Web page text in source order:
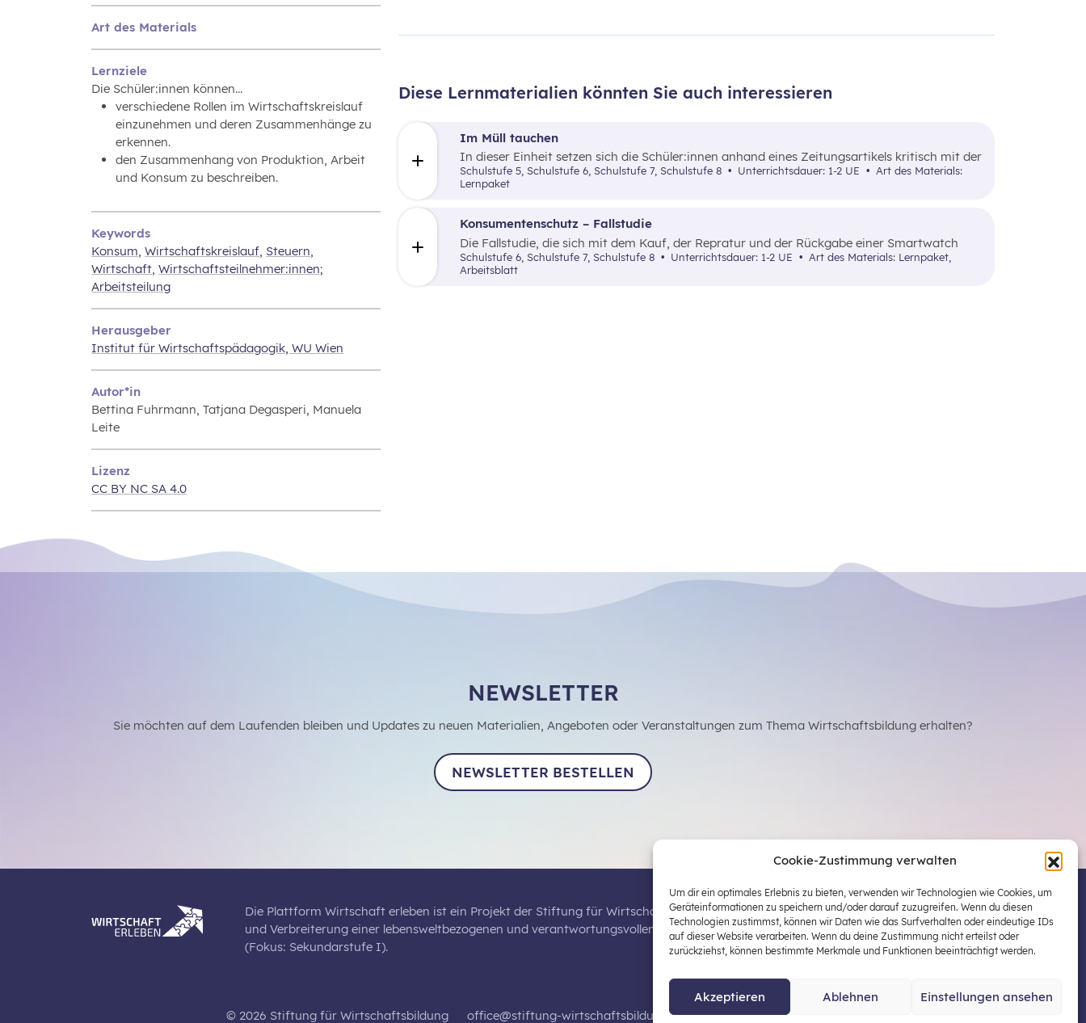
Cookie-Zustimmung verwalten
Um dir ein optimales Erlebnis zu bieten, verwenden wir Technologien wie Cookies, um
Geräteinformationen zu speichern und/oder darauf zuzugreifen. Wenn du diesen
Technologien zustimmst, können wir Daten wie das Surfverhalten oder eindeutige IDs
auf dieser Website verarbeiten. Wenn du deine Zustimmung nicht erteilst oder
zurückziehst, können bestimmte Merkmale und Funktionen beeinträchtigt werden.
Akzeptieren Ablehnen Einstellungen ansehen
Art des Materials
Lernziele
Die Schüler:innen können...
verschiedene Rollen im Wirtschaftskreislauf
einzunehmen und deren Zusammenhänge zu
erkennen.
den Zusammenhang von Produktion, Arbeit
und Konsum zu beschreiben.
Keywords
Konsum,Wirtschaftskreislauf, Steuern,
Wirtschaft,Wirtschaftsteilnehmer:innen;
Arbeitsteilung
Herausgeber
Institut für Wirtschaftspädagogik, WU Wien
Autor*in
Bettina Fuhrmann, Tatjana Degasperi, Manuela
Leite
Lizenz
CC BY NC SA 4.0
Diese Lernmaterialien könnten Sie auch interessieren
Konsumentenschutz – Fallstudie
Die Fallstudie, die sich mit dem Kauf, der Repratur und der Rückgabe einer Smartwatch
dreht, wrid mithilfe von 20 Kärtchen besprochen.
Schulstufe 6, Schulstufe 7, Schulstufe 8 Unterrichtsdauer: 1-2 UE
Arbeitsblatt
Im Müll tauchen
In dieser Einheit setzen sich die Schüler:innen anhand eines Zeitungsartikels kritisch mit der
Lebensmittelverschwendung auseinander.
Schulstufe 5, Schulstufe 6, Schulstufe 7, Schulstufe 8 Unterrichtsdauer: 1-2 UE
Art des Materials:
Lernpaket
NEWSLETTER
Sie möchten auf dem Laufenden bleiben und Updates zu neuen Materialien, Angeboten oder Veranstaltungen zum Thema Wirtschaftsbildung erhalten?
NEWSLETTER BESTELLEN
Die Plattform Wirtschaft erleben ist ein Projekt der Stiftung für Wirtschaftsbildung, Österreichs zentraler Plattform für die Stärkung
und Verbreiterung einer lebensweltbezogenen und verantwortungsvollen Wirtschaftsbildung in der schulischen Allgemeinbildung
(Fokus: Sekundarstufe I).
© 2026 Stiftung für Wirtschaftsbildung office@stiftung-wirtschaftsbildung.at Datenschutz